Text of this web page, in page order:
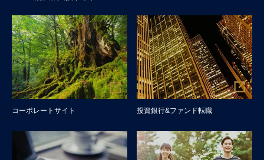
コーポレートサイト 投資銀行&ファンド転職